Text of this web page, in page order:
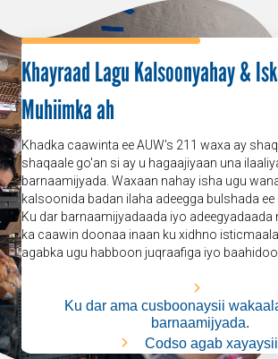
Khayraad Lagu Kalsoonyahay &
Muhiimka ah
Khadka caawinta ee AUW's 211 waxa ay
shaqaale go'an si ay u hagaajiyaan una
barnaamijyada. Waxaan nahay isha ugu
kalsoonida badan ilaha adeegga bulshada ee
Ku dar barnaamijyadaada iyo adeegyadaada
ka caawin doonaa inaan ku xidhno
agabka ugu habboon juqraafiga iyo
Ku dar ama cusboonaysii
barnaamijyada.
Codso agab